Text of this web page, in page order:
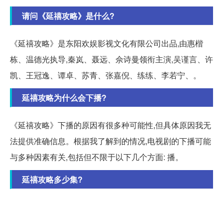
请问《延禧攻略》是什么?
《延禧攻略》是东阳欢娱影视文化有限公司出品,由惠楷
栋、温德光执导,秦岚、聂远、佘诗曼领衔主演,吴谨言、许
凯、王冠逸、谭卓、苏青、张嘉倪、练练、李若宁、。
延禧攻略为什么会下播?
《延禧攻略》下播的原因有很多种可能性,但具体原因我无
法提供准确信息。根据我了解到的情况,电视剧的下播可能
与多种因素有关,包括但不限于以下几个方面: 播。
延禧攻略多少集?